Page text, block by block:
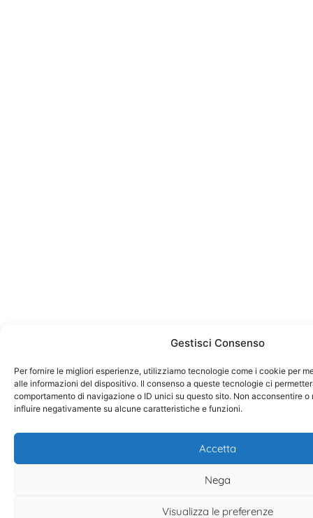
Gestisci Consenso
Per fornire le migliori esperienze, utilizziamo tecnologie come i cookie per
alle informazioni del dispositivo. Il consenso a queste tecnologie ci
comportamento di navigazione o ID unici su questo sito. Non acconsentire o
influire negativamente su alcune caratteristiche e funzioni.
Accetta
Nega
Visualizza le preferenze